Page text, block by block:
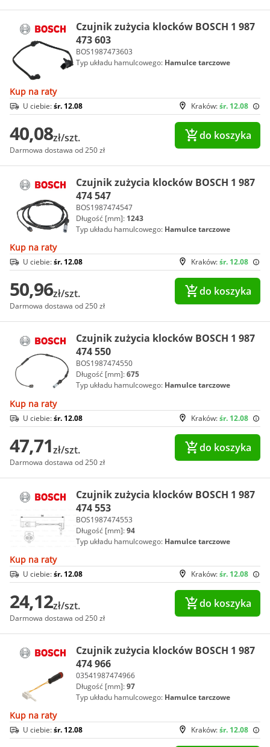
Czujnik zużycia klocków BOSCH 1 987
473 603
BOS1987473603
Typ układu hamulcowego: Hamulce tarczowe
Kup na raty
Kraków:śr. 12.08
U ciebie:śr. 12.08
40,08zł/szt.
Darmowa dostawa od 250 zł
do koszyka
Czujnik zużycia klocków BOSCH 1 987
474 547
BOS1987474547
Długość [mm]: 1243
Typ układu hamulcowego: Hamulce tarczowe
Kup na raty
Kraków:śr. 12.08
U ciebie:śr. 12.08
50,96zł/szt.
Darmowa dostawa od 250 zł
do koszyka
Czujnik zużycia klocków BOSCH 1 987
474 550
BOS1987474550
Długość [mm]:675
Typ układu hamulcowego: Hamulce tarczowe
Kup na raty
Kraków:śr. 12.08
U ciebie:śr. 12.08
47,71zł/szt.
Darmowa dostawa od 250 zł
do koszyka
Czujnik zużycia klocków BOSCH 1 987
474 553
BOS1987474553
Długość [mm]:94
Typ układu hamulcowego: Hamulce tarczowe
Kup na raty
Kraków:śr. 12.08
U ciebie:śr. 12.08
24,12zł/szt.
Darmowa dostawa od 250 zł
do koszyka
Czujnik zużycia klocków BOSCH 1 987
474 966
03541987474966
Długość [mm]:97
Typ układu hamulcowego: Hamulce tarczowe
Kup na raty
Kraków:śr. 12.08
U ciebie:śr. 12.08